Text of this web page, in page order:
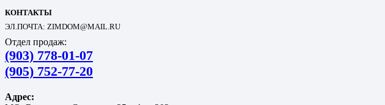
КОНТАКТЫ
ЭЛ.ПОЧТА: ZIMDOM@MAIL.RU
Отдел продаж:
(903) 778-01-07
(905) 752-77-20
Адрес: